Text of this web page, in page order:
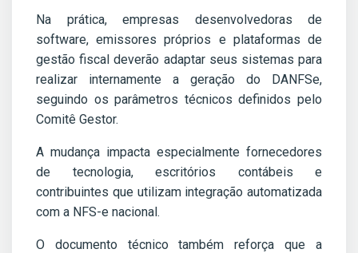
Na prática, empresas desenvolvedoras de
software, emissores próprios e plataformas de
gestão fiscal deverão adaptar seus sistemas para
realizar internamente a geração do DANFSe,
seguindo os parâmetros técnicos definidos pelo
Comitê Gestor.
A mudança impacta especialmente fornecedores
de tecnologia, escritórios contábeis e
contribuintes que utilizam integração automatizada
com a NFS-e nacional.
O documento técnico também reforça que a